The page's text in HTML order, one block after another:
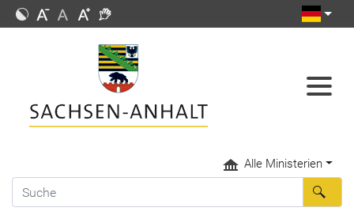
Alle Ministerien